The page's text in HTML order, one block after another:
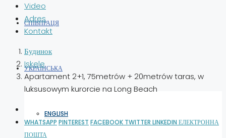
СПІВПРАЦЯ
УКРАЇНСЬКА
ENGLISH
Video
Adres
Kontakt
Будинок
Iskele
Apartament 2+1, 75metrów + 20metrów taras, w
luksusowym kurorcie na Long Beach
WHATSAPP PINTEREST FACEBOOK TWITTER LINKEDIN ЕЛЕКТРОННА
ПОШТА